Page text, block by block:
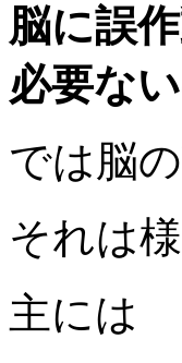
脳に誤
必要な
では脳
それは
主には